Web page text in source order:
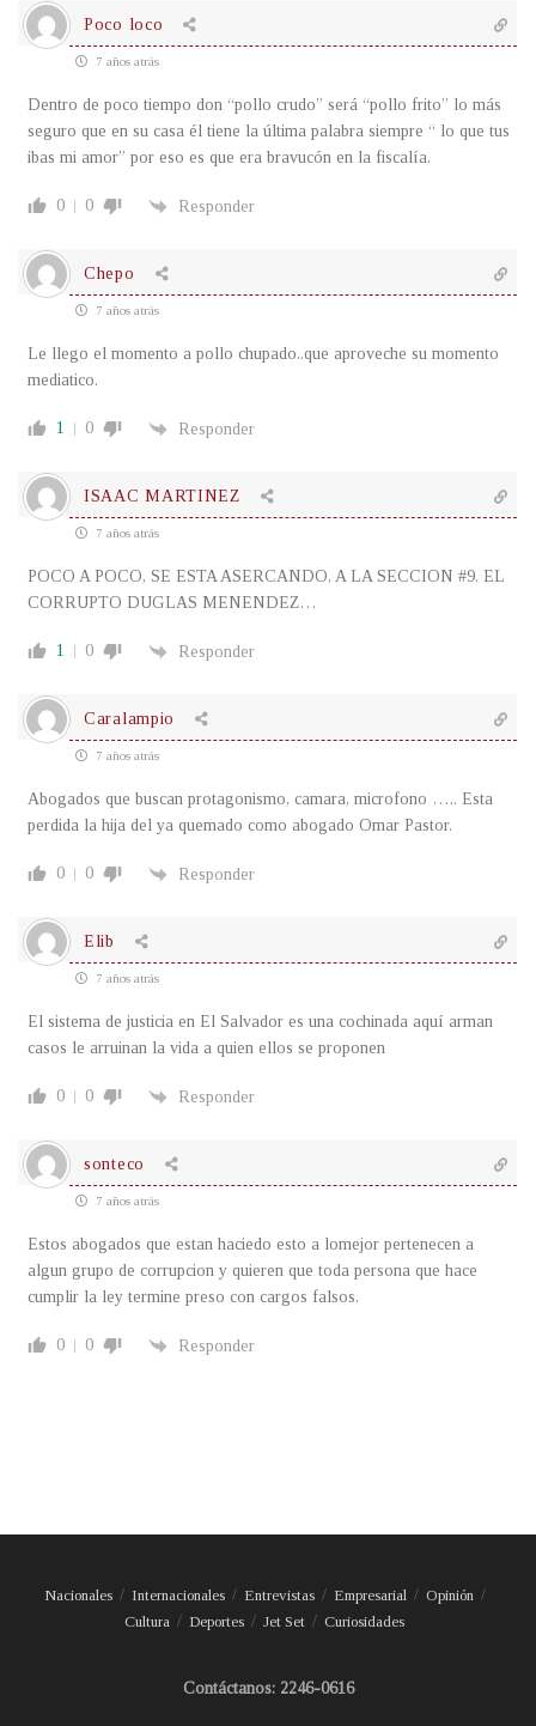
Poco loco
7 años atrás
Dentro de poco tiempo don “pollo crudo” será “pollo frito” lo más
seguro que en su casa él tiene la última palabra siempre “ lo que tus
ibas mi amor” por eso es que era bravucón en la fiscalía.
0 0 Responder
Chepo
7 años atrás
Le llego el momento a pollo chupado..que aproveche su momento
mediatico.
1 0 Responder
ISAAC MARTINEZ
7 años atrás
POCO A POCO, SE ESTA ASERCANDO, A LA SECCION #9. EL
CORRUPTO DUGLAS MENENDEZ…
1 0 Responder
Caralampio
7 años atrás
Abogados que buscan protagonismo, camara, microfono ….. Esta
perdida la hija del ya quemado como abogado Omar Pastor.
0 0 Responder
Elib
7 años atrás
El sistema de justicia en El Salvador es una cochinada aquí arman
casos le arruinan la vida a quien ellos se proponen
0 0 Responder
sonteco
7 años atrás
Estos abogados que estan haciedo esto a lomejor pertenecen a
algun grupo de corrupcion y quieren que toda persona que hace
cumplir la ley termine preso con cargos falsos.
0 0 Responder
Nacionales Internacionales Entrevistas Empresarial
Opinión
Cultura
Deportes Jet Set Curiosidades
Contáctanos: 2246-0616